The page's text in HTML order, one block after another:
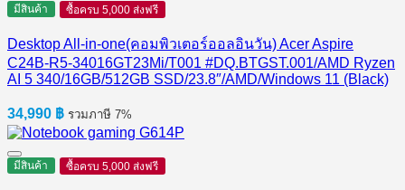
มีสินค้า ซื้อครบ 5,000 ส่งฟรี
Desktop All-in-one(คอมพิวเตอร์ออลอินวัน) Acer Aspire
C24B-R5-34016GT23Mi/T001 #DQ.BTGST.001/AMD Ryzen
AI 5 340/16GB/512GB SSD/23.8″/AMD/Windows 11 (Black)
34,990 ฿ รวมภาษี 7%
มีสินค้า ซื้อครบ 5,000 ส่งฟรี